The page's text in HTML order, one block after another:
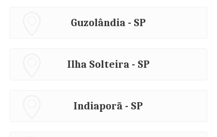
Guzolândia - SP
Ilha Solteira - SP
Indiaporã - SP